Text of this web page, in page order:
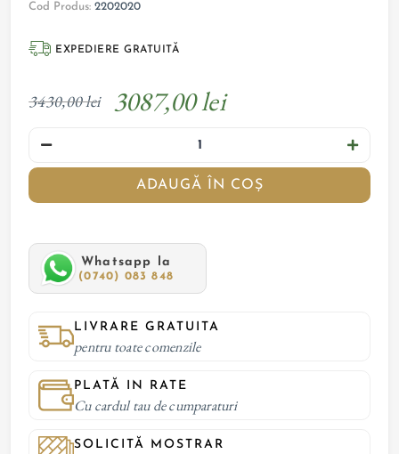
Cod Produs: 2202020
EXPEDIERE GRATUITĂ
3430,00 lei 3087,00 lei
ADAUGĂ ÎN COȘ
Whatsapp la
(0740) 083 848
LIVRARE GRATUITA
pentru toate comenzile
PLATĂ IN RATE
Cu cardul tau de cumparaturi
SOLICITĂ MOSTRAR